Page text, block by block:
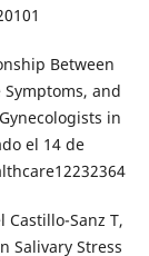
Between
and
in
el 14 de
Castillo-Sanz T,
Salivary Stress